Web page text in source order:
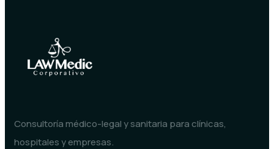
Consultoría médico-legal y sanitaria para clínicas,
hospitales y empresas.